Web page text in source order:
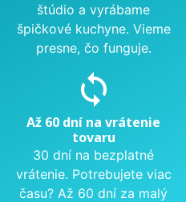
štúdio a vyrábame
špičkové kuchyne. Vieme
presne, čo funguje.
sync
Až 60 dní na vrátenie
tovaru
30 dní na bezplatné
vrátenie. Potrebujete viac
času? Až 60 dní za malý